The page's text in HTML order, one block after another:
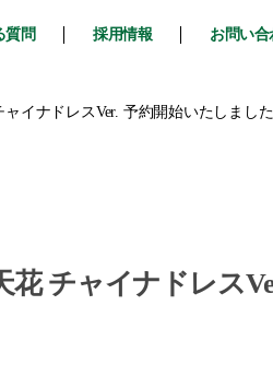
質問 採用情報 お問い合
イナドレスVer. 予約開始いたしました
花 チャイナドレス